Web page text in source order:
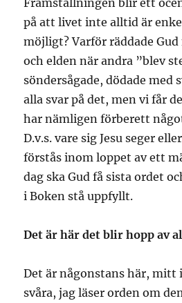
Framställningen blir ett
på att livet inte alltid är
möjligt? Varför räddade
och elden när andra ”blev
söndersågade, dödade med
alla svar på det, men vi får
har nämligen förberett
D.v.s. vare sig Jesu seger
förstås inom loppet av ett
dag ska Gud få sista ordet
i Boken stå uppfyllt.
Det är här det blir hopp av
Det är någonstans här, mitt
svåra, jag läser orden om